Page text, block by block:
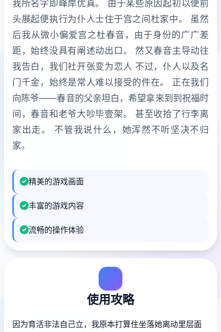
我所名字即峰岸优真。 由于某些原因起初以便前
头展起便执行为仆人士住于宫之间杜家中。 虽然
后我从微小偏爱宫之杜春音，由于身份的广广差
距，始终没具有阐述动出口。 然又春音主导动往
我告白，我们社开张变为恋人 不过，仆人以及名
门千金，始终是常人难以接受的件在。 正在我们
向陈爷——春音的父亲坦白，希望拿来到到祝福时
间，春音和老爷大吵毕壹架。 甚至收拾了行李离
家出走。 不管我说什么，她浑然不听坚决不归
家。
精美的游戏画面
丰富的游戏内容
流畅的操作体验
使用攻略
因为育活非法自己立，我原本打算住坐落她离动里层面